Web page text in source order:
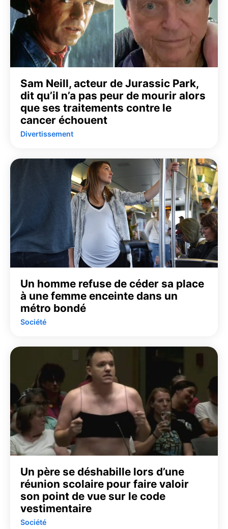
Sam Neill, acteur de Jurassic Park,
dit qu’il n’a pas peur de mourir alors
que ses traitements contre le
cancer échouent
Divertissement
Un homme refuse de céder sa place
à une femme enceinte dans un
métro bondé
Société
Un père se déshabille lors d’une
réunion scolaire pour faire valoir
son point de vue sur le code
vestimentaire
Société